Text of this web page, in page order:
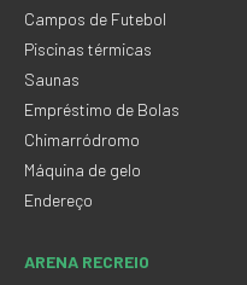
Campos de Futebol
Piscinas térmicas
Saunas
Empréstimo de Bolas
Chimarródromo
Máquina de gelo
Endereço
ARENA RECREIO